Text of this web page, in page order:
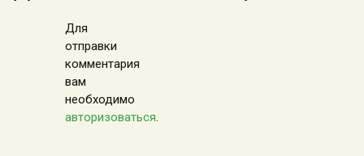
Для
отправки
комментария
вам
необходимо
авторизоваться.